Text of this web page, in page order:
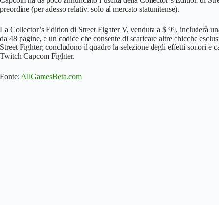
preordine (per adesso relativi solo al mercato statunitense).
La Collector’s Edition di Street Fighter V, venduta a $ 99, includerà
da 48 pagine, e un codice che consente di scaricare altre chicche
Street Fighter; concludono il quadro la selezione degli effetti sonori e
Twitch Capcom Fighter.
Fonte: AllGamesBeta.com